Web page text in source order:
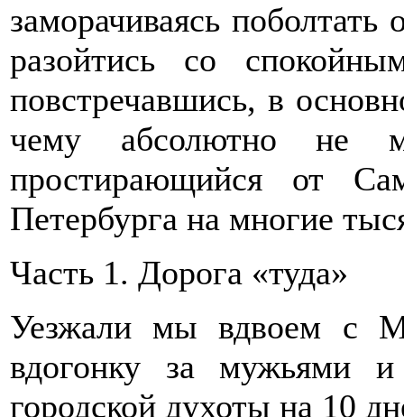
заморачиваясь
разойтись со
повстречавшись, в
чему абсолютно не
простирающийся от
Петербурга на многие
Часть 1. Дорога «туда»
Уезжали мы вдвоем с
вдогонку за мужьями
городской духоты на 10